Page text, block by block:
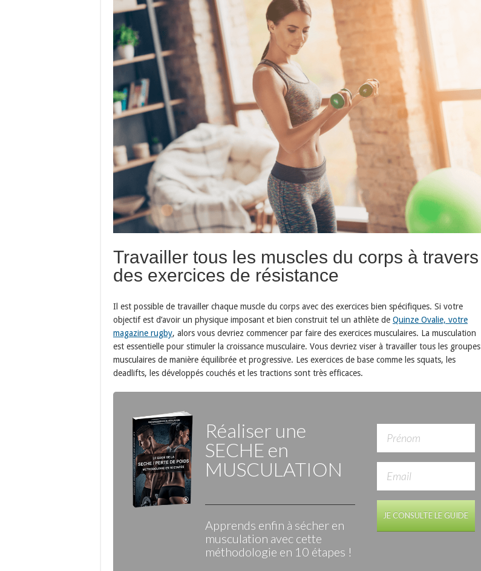
Travailler tous les muscles du corps à travers
des exercices de résistance
Il est possible de travailler chaque muscle du corps avec des exercices bien spécifiques. Si votre
objectif est d’avoir un physique imposant et bien construit tel un athlète de Quinze Ovalie, votre
magazine rugby, alors vous devriez commencer par faire des exercices musculaires. La musculation
est essentielle pour stimuler la croissance musculaire. Vous devriez viser à travailler tous les groupes
musculaires de manière équilibrée et progressive. Les exercices de base comme les squats, les
deadlifts, les développés couchés et les tractions sont très efficaces.
Réaliser une
SECHE en
MUSCULATION
Apprends enfin à sécher en
musculation avec cette
méthodologie en 10 étapes !
JE CONSULTE LE GUIDE